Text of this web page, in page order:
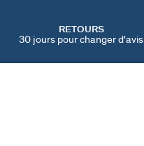
RETOURS
30 jours pour changer d'avis